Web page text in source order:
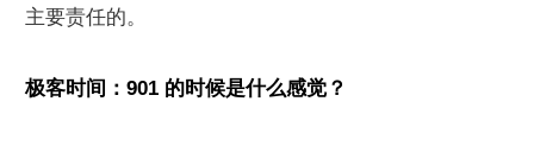
主要责任的。
极客时间：901 的时候是什么感觉？